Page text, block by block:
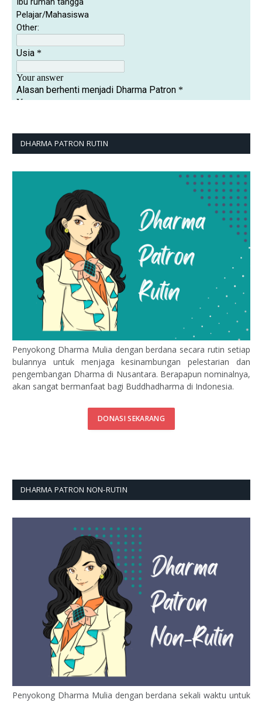
DHARMA PATRON RUTIN
Penyokong Dharma Mulia dengan berdana secara rutin setiap
bulannya untuk menjaga kesinambungan pelestarian dan
pengembangan Dharma di Nusantara. Berapapun nominalnya,
akan sangat bermanfaat bagi Buddhadharma di Indonesia.
DONASI SEKARANG
DHARMA PATRON NON-RUTIN
Penyokong Dharma Mulia dengan berdana sekali waktu untuk